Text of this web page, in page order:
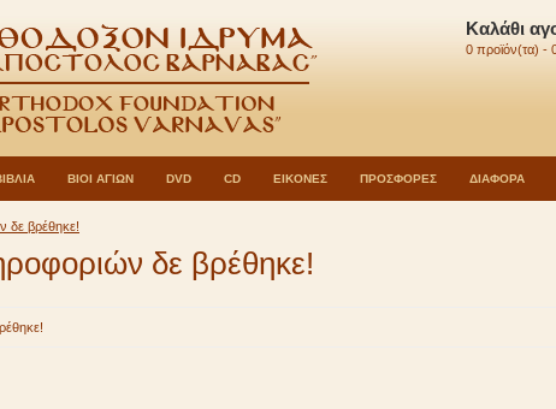
Καλάθι
0 προϊόν(τα) -
ΒΙΟΙ ΑΓΙΩΝ DVD CD ΕΙΚΟΝΕΣ ΠΡΟΣΦΟΡΕΣ ΔΙΑΦΟΡΑ
δε βρέθηκε!
δε βρέθηκε!